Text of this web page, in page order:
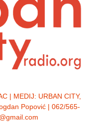
| MEDIJ: URBAN CITY,
Popović | 062/565-